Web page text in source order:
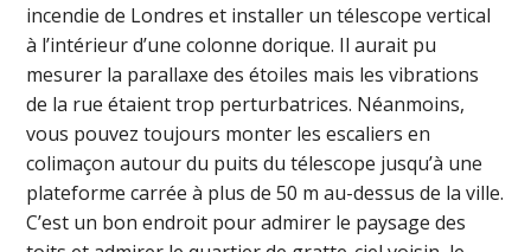
incendie de Londres et installer un télescope vertical
à l’intérieur d’une colonne dorique. Il aurait pu
mesurer la parallaxe des étoiles mais les vibrations
de la rue étaient trop perturbatrices. Néanmoins,
vous pouvez toujours monter les escaliers en
colimaçon autour du puits du télescope jusqu’à une
plateforme carrée à plus de 50 m au-dessus de la ville.
C’est un bon endroit pour admirer le paysage des